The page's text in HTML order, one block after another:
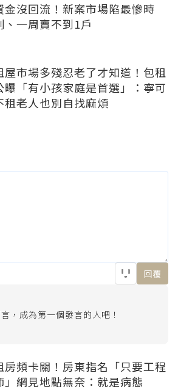
金沒回流！新案市場陷最慘時
、一周賣不到1戶
屋市場多殘忍老了才知道！包租
曝「有小孩家庭是首選」：寧可
租老人也別自找麻煩
回覆
，成為第一個發言的人吧！
房頻卡關！房東指名「只要工程
」網見地點無奈：就是病態